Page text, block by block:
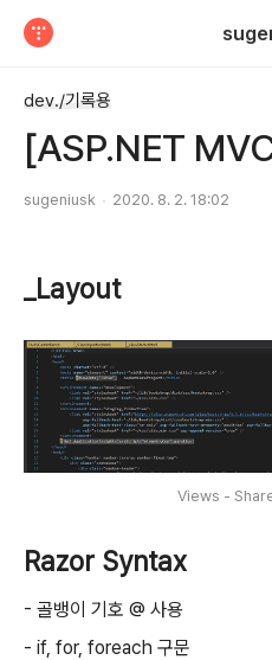
dev./기록용
[ASP.NET
sugeniusk 2020. 8. 2. 18:02
_Layout
Views -
Razor Syntax
- 골뱅이 기호 @ 사용
- if, for, foreach 구문